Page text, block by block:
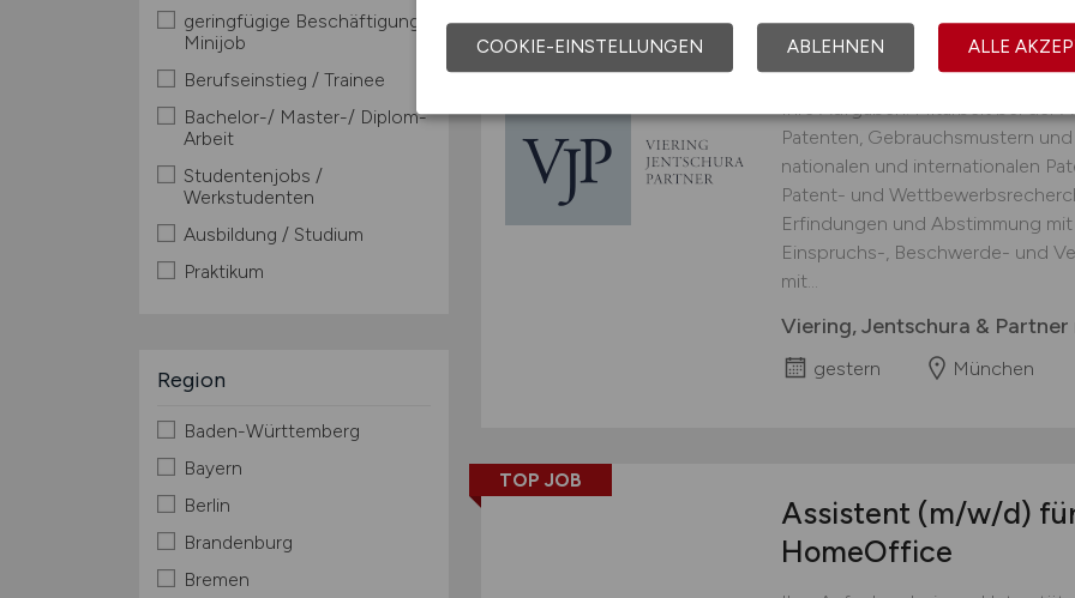
geringfügige Beschäftigung /
Minijob
Berufseinstieg / Trainee
Bachelor-/ Master-/ Diplom-
Arbeit
Studentenjobs /
Werkstudenten
Ausbildung / Studium
Praktikum
Region
Baden-Württemberg
Bayern
Berlin
Brandenburg
Bremen
Fachrichtung
Ihre Aufgaben: Mitarbeit bei der
Patenten, Gebrauchsmustern
nationalen und internationalen
Patent- und
Erfindungen und Abstimmung
Einspruchs-, Beschwerde- und
mit...
Viering, Jentschura & Partner
gestern München
TOP JOB
Assistent (m/w/d)
HomeOffice
COOKIE-EINSTELLUNGEN ABLEHNEN ALLE